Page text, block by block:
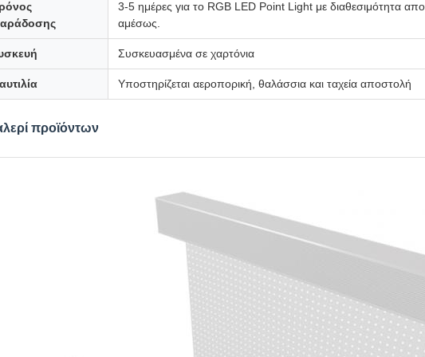
3-5 ημέρες για το RGB LED Point Light με διαθεσιμότητα
αμέσως.
Συσκευασμένα σε χαρτόνια
Υποστηρίζεται αεροπορική, θαλάσσια και ταχεία αποστολή
προϊόντων